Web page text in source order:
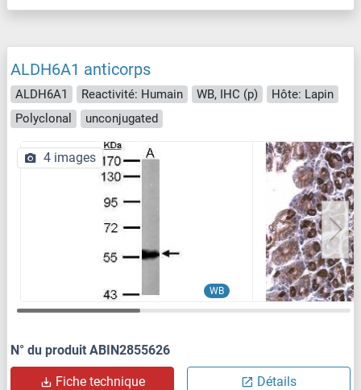
ALDH6A1 anticorps
ALDH6A1 Reactivité: Humain WB, IHC (p)
Hôte: Lapin
Polyclonal
unconjugated
WB
4 images
N° du produit ABIN2855626
Fiche technique Détails